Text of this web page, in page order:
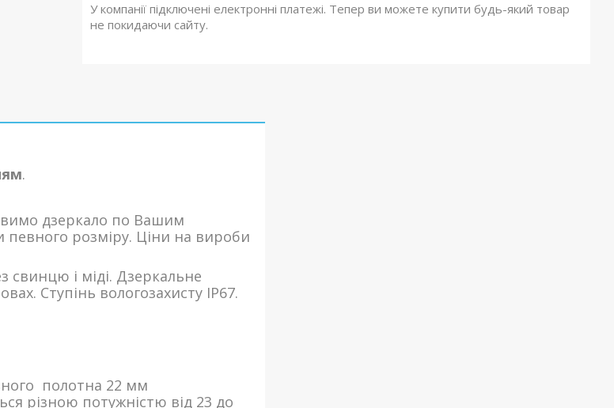
У компанії підключені електронні платежі. Тепер ви можете купити будь-який товар
не покидаючи сайту.
.
дзеркало по Вашим
певного розміру. Ціни на вироби
свинцю і міді. Дзеркальне
Ступінь вологозахисту IP67.
полотна 22 мм
різною потужністю від 23 до